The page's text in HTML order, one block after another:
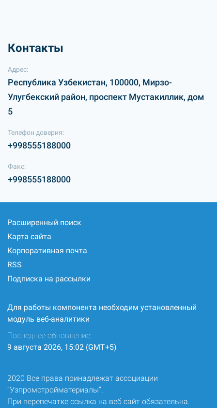
Контакты
Адрес:
Республика Узбекистан, 100000, Мирзо-
Улугбекский район, проспект Мустакиллик, дом
5
Телефон доверия:
+998555188000
Факс:
+998555188000
Расширенный поиск
Карта сайта
Корпоративная почта
RSS
Подписка на рассылки
Для работы компонента необходим установленный
модуль веб-аналитики
Последнее обновление:
9 августа 2026, 15:02 (GMT+5)
2020 Все права принадлежат ассоциации
“Узпромстройматериалы”.
При перепечатке ссылка на веб сайт обязательна.